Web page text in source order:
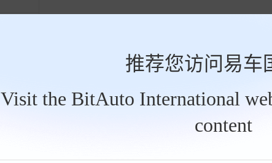
推荐您访问易车
Visit the BitAuto International
content
东城区 西城区 朝阳区 丰台区 石景
怀柔区
平谷区 密云区 延庆区